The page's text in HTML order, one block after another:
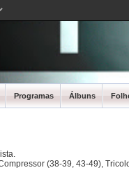
Programas Álbuns
(38-39, 43-49),